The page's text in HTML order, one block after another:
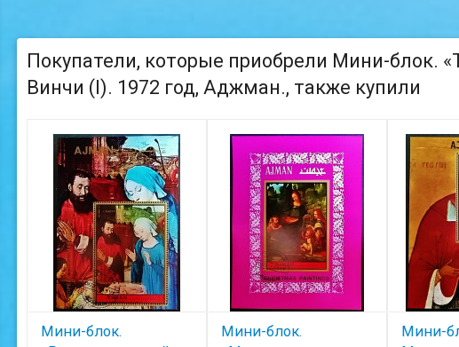
Покупатели, которые приобрели Мини-блок.
Винчи (I). 1972 год, Аджман., также купили
Мини-блок.
Мини-блок.
Мини-